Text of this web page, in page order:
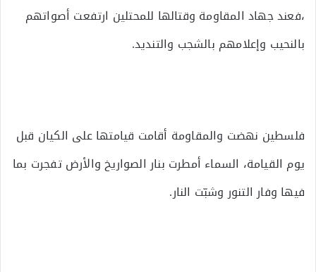
،فعند جهاد المقاومة وقتالها للمحتلين ارتفعت أصواتهم
بالنحيب وإعلامهم بالشجب والتنديد.
فلسطين نهضت والمقاومة أقامت قيامتها على الكيان قبل
يوم القيامة، السماء أمطرت بنار الصواريخ والأرض تفجرت بما
فيها وفار التنور وشبّت النار.